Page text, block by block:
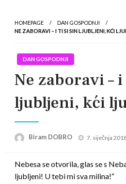
HOMEPAGE
DAN GOSPODNJI
NE ZABORAVI – I TI SI SIN LJUBLJENI, KĆI
DAN GOSPODNJI
Ne zaboravi –
ljubljeni, kći
Biram DOBRO
Posted
7. siječnja
Nebesa se otvorila, glas se s
ljubljeni! U tebi mi sva milina!“